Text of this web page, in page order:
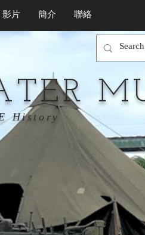
影片 簡介 聯絡
History